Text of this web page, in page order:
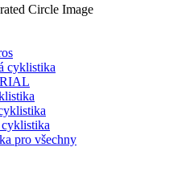
cyklistika
pro všechny